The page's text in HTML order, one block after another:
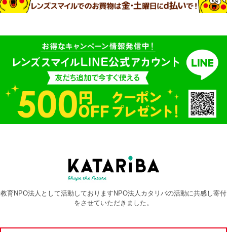
教育NPO法人として活動しておりますNPO法人カタリバの活動に共感し寄付
をさせていただきました。